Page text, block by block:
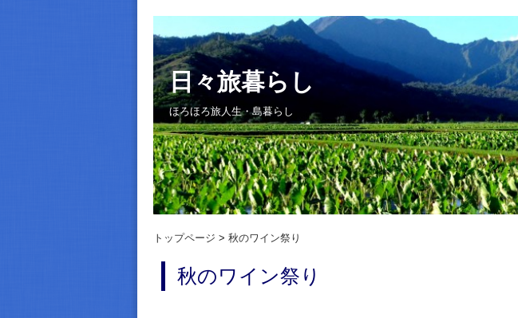
日々旅暮らし
ほろほろ旅人生・島暮らし
トップページ 秋のワイン祭り
秋のワイン祭り